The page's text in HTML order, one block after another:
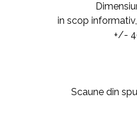
in scop
+/-
Scaune din